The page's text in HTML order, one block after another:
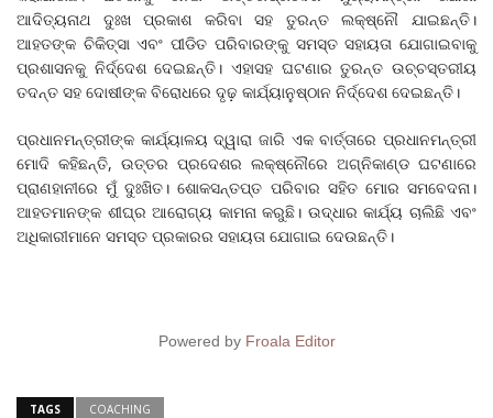
ଆଦିତ୍ୟନାଥ ଦୁଃଖ ପ୍ରକାଶ କରିବା ସହ ତୁରନ୍ତ ଲକ୍ଷ୍ନୌ ଯାଇଛନ୍ତି।
ଆହତଙ୍କ ଚିକିତ୍ସା ଏବଂ ପୀଡିତ ପରିବାରଙ୍କୁ ସମସ୍ତ ସହାୟତା ଯୋଗାଇବାକୁ
ପ୍ରଶାସନକୁ ନିର୍ଦ୍ଦେଶ ଦେଇଛନ୍ତି। ଏହାସହ ଘଟଣାର ତୁରନ୍ତ ଉଚ୍ଚସ୍ତରୀୟ
ତଦନ୍ତ ସହ ଦୋଷୀଙ୍କ ବିରୋଧରେ ଦୃଢ଼ କାର୍ଯ୍ୟାନୁଷ୍ଠାନ ନିର୍ଦ୍ଦେଶ ଦେଇଛନ୍ତି।
ପ୍ରଧାନମନ୍ତ୍ରୀଙ୍କ କାର୍ଯ୍ୟାଳୟ ଦ୍ୱାରା ଜାରି ଏକ ବାର୍ତ୍ତାରେ ପ୍ରଧାନମନ୍ତ୍ରୀ
ମୋଦି କହିଛନ୍ତି, ଉତ୍ତର ପ୍ରଦେଶର ଲକ୍ଷ୍ନୌରେ ଅଗ୍ନିକାଣ୍ଡ ଘଟଣାରେ
ପ୍ରାଣହାନୀରେ ମୁଁ ଦୁଃଖିତ। ଶୋକସନ୍ତପ୍ତ ପରିବାର ସହିତ ମୋର ସମବେଦନା।
ଆହତମାନଙ୍କ ଶୀଘ୍ର ଆରୋଗ୍ୟ କାମନା କରୁଛି। ଉଦ୍ଧାର କାର୍ଯ୍ୟ ଚାଲିଛି ଏବଂ
ଅଧିକାରୀମାନେ ସମସ୍ତ ପ୍ରକାରର ସହାୟତା ଯୋଗାଇ ଦେଉଛନ୍ତି।
Powered by Froala Editor
TAGS COACHING